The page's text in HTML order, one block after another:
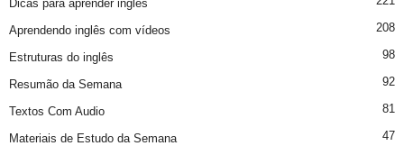
Dicas para aprender inglês
Aprendendo inglês com vídeos 208
Estruturas do inglês 98
Resumão da Semana 92
Textos Com Audio 81
Materiais de Estudo da Semana 47